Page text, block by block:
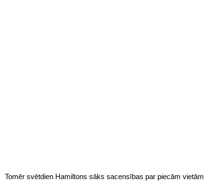
Tomēr svētdien Hamiltons sāks sacensības par piecām vietām